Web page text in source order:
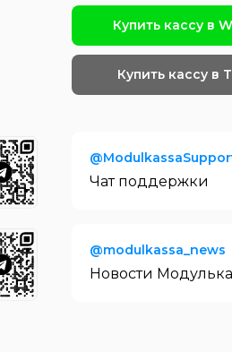
Купить кассу в
Купить кассу в
Чат поддержки
Новости
@modulkassa_news
Аксессуары
Фискальные накопители
Торговое оборудование
Услуги
Для такси
Для кафе и ресторанов
Для розничного магазина
Для сфер услуг